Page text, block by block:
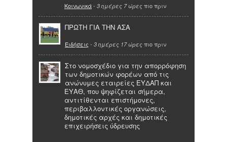
Κοινωνικά- 3 ημέρες 7 ώρες πιο πριν
ΠΡΩΤΗ ΓΙΑ ΤΗΝ ΑΣΑ
Ειδήσεις - 3 ημέρες 17 ώρες πιο πριν
Στο νομοσχέδιο για την απορρόφηση
των δημοτικών φορέων από τις
ανώνυμες εταιρείες ΕΥΔΑΠ και
ΕΥΑΘ, που ψηφίζεται σήμερα,
αντιτίθενται επιστήμονες,
περιβαλλοντικές οργανώσεις,
δημοτικές αρχές και δημοτικές
επιχειρήσεις ύδρευσης